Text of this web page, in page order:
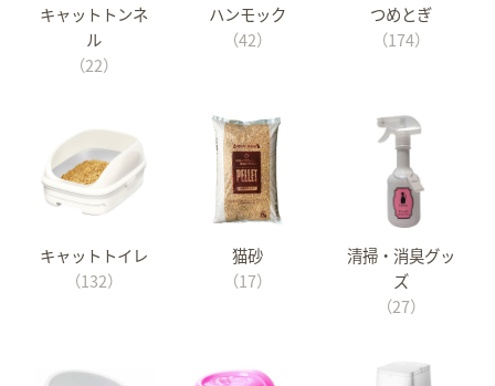
キャットトンネ
ル
（22）
ハンモック
（42）
つめとぎ
（174）
キャットトイレ
（132）
猫砂
（17）
清掃・消臭グッ
ズ
（27）